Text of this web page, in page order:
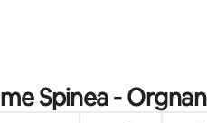
recenzija: 66
Spinea -